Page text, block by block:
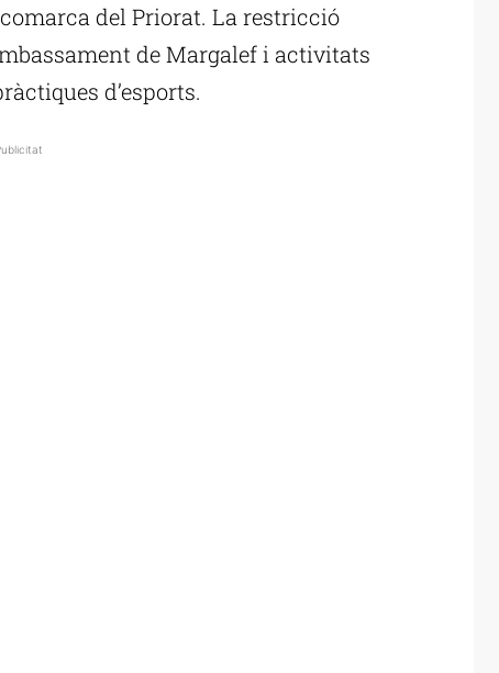
del Priorat. La restricció
de Margalef i activitats
d’esports.